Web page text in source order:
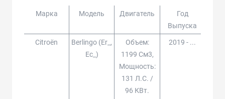
Марка Модель Двигатель
Год
Выпуска
Citroën
Berlingo (er_,
Ec_)
Объем:
1199 См3,
Мощность:
131 Л.с. /
96 КВт.
2019 - ...